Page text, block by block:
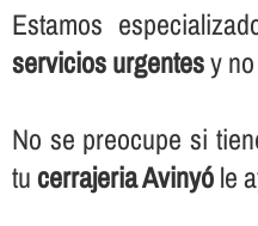
Estamos
servicios urgentesy no
No se preocupe si
tucerrajeria Avinyóle